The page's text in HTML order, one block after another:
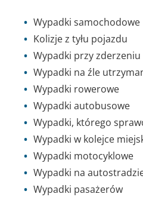
Wypadki samochodowe
Kolizje z tyłu pojazdu
Wypadki przy
Wypadki na źle
Wypadki rowerowe
Wypadki autobusowe
Wypadki, którego
Wypadki w kolejce
Wypadki motocyklowe
Wypadki na
Wypadki pasażerów